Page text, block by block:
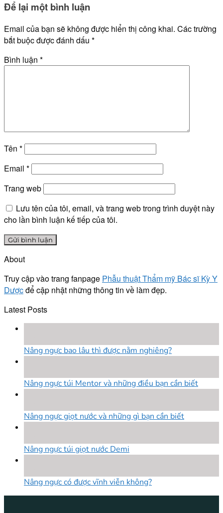
Để lại một bình luận
Email của bạn sẽ không được hiển thị công khai. Các trường
bắt buộc được đánh dấu *
Bình luận *
Tên *
Email *
Trang web
Lưu tên của tôi, email, và trang web trong trình duyệt này
cho lần bình luận kế tiếp của tôi.
About
Truy cập vào trang fanpage Phẫu thuật Thẩm mỹ Bác sĩ Kỳ Y
Dượcđể cập nhật những thông tin về làm đẹp.
Latest Posts
Nâng ngực bao lâu thì được nằm nghiêng?
Nâng ngực túi Mentor và những điều bạn cần biết
Nâng ngực giọt nước và những gì bạn cần biết
Nâng ngực túi giọt nước Demi
Nâng ngực có được vĩnh viễn không?